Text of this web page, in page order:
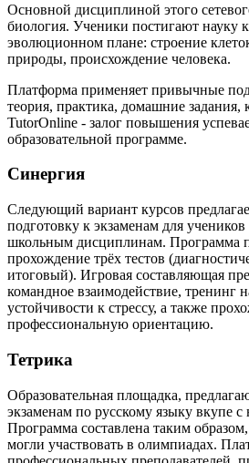
Основной дисциплиной этого
биология. Ученики постигают науку
эволюционном плане: строение
природы, происхождение человека.
Платформа применяет привычные
теория, практика, домашние задания,
TutorOnline - залог повышения
образовательной программе.
Синергия
Следующий вариант курсов
подготовку к экзаменам для
школьным дисциплинам. Программа
прохождение трёх тестов
итоговый). Игровая составляющая
командное взаимодействие, тренинг
устойчивости к стрессу, а также
профессиональную ориентацию.
Тетрика
Образовательная площадка,
экзаменам по русскому языку вкупе
Программа составлена таким
могли участвовать в олимпиадах.